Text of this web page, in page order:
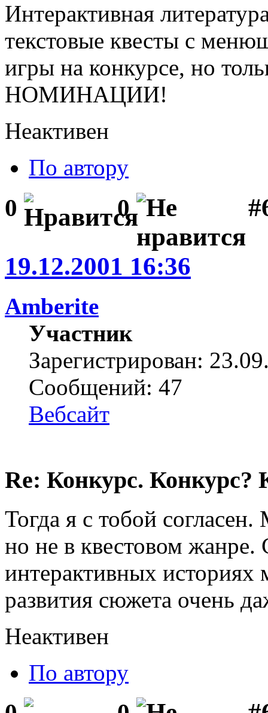
Интерактивная
текстовые квесты с
игры на конкурсе, но
НОМИНАЦИИ!
Неактивен
По автору
0 0
19.12.2001 16:36
Amberite
Участник
Зарегистрирован:
Сообщений: 47
Вебсайт
Re: Конкурс. Конкурс?
Тогда я с тобой
но не в квестовом жанре.
интерактивных
развития сюжета очень
Неактивен
По автору